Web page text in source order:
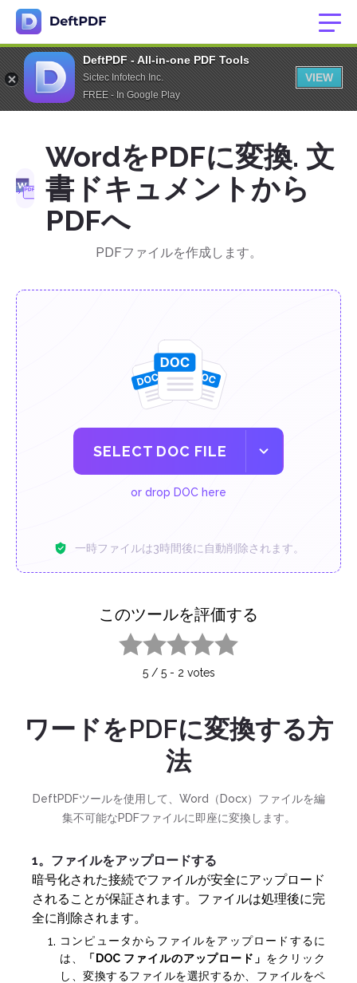
DeftPDF - All-in-one PDF Tools
Sictec Infotech Inc.
FREE - In Google Play
VIEW
WordをPDFに変換. 文
書ドキュメントから
PDFへ
PDFファイルを作成します。
SELECT DOC FILE
or drop DOC here
一時ファイルは3時間後に自動削除されます。
このツールを評価する
5/ 5- 2 votes
ワードをPDFに変換する方
法
DeftPDFツールを使用して、Word（Docx）ファイルを編
集不可能なPDFファイルに即座に変換します。
1。ファイルをアップロードする
暗号化された接続でファイルが安全にアップロード
されることが保証されます。ファイルは処理後に完
全に削除されます。
コンピュータからファイルをアップロードするに
は、
「DOC ファイルのアップロード」 をクリック
し、変換するファイルを選択するか、ファイルをペ